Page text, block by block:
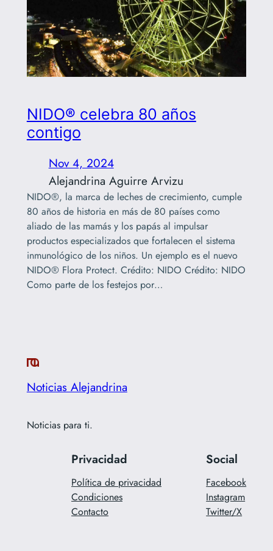
NIDO® celebra 80 años
contigo
Nov 4, 2024
Alejandrina Aguirre Arvizu
NIDO®, la marca de leches de crecimiento, cumple
80 años de historia en más de 80 países como
aliado de las mamás y los papás al impulsar
productos especializados que fortalecen el sistema
inmunológico de los niños. Un ejemplo es el nuevo
NIDO® Flora Protect. Crédito: NIDO Crédito: NIDO
Como parte de los festejos por…
Noticias Alejandrina
Noticias para ti.
Privacidad
Política de privacidad
Condiciones
Contacto
Social
Facebook
Instagram
Twitter/X